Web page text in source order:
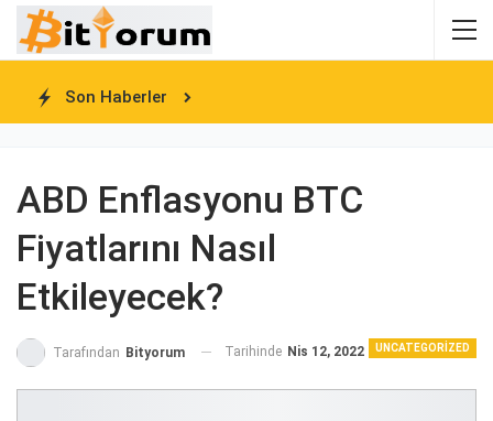
Son Haberler
ABD Enflasyonu BTC
Fiyatlarını Nasıl
Etkileyecek?
UNCATEGORIZED
Tarafından Bityorum Tarihinde Nis 12, 2022